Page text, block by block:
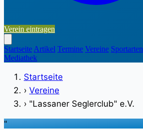
Verein eintragen
Startseite Artikel Termine Vereine Sportarten
Mediathek
Startseite
› Vereine
› "Lassaner Seglerclub" e.V.
"